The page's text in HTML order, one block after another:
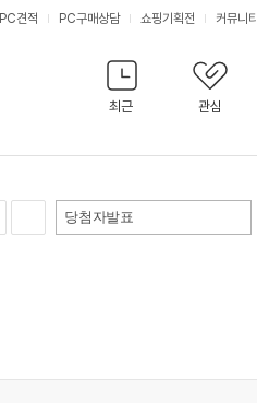
최근 관심
PC견적 PC구매상담 쇼핑기획전 커뮤니티
당첨자발표